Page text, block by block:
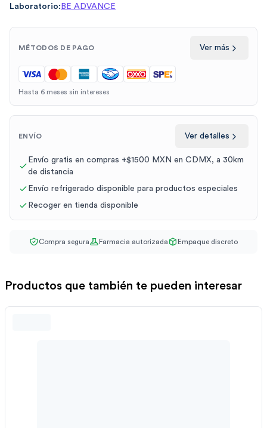
Laboratorio: BE ADVANCE
MÉTODOS DE PAGO Ver más
Hasta 6 meses sin intereses
ENVÍO Ver detalles
Envío gratis en compras +$1500 MXN en CDMX, a 30km
de distancia
Envío refrigerado disponible para productos especiales
Recoger en tienda disponible
Compra segura Farmacia autorizada Empaque discreto
Productos que también te pueden interesar